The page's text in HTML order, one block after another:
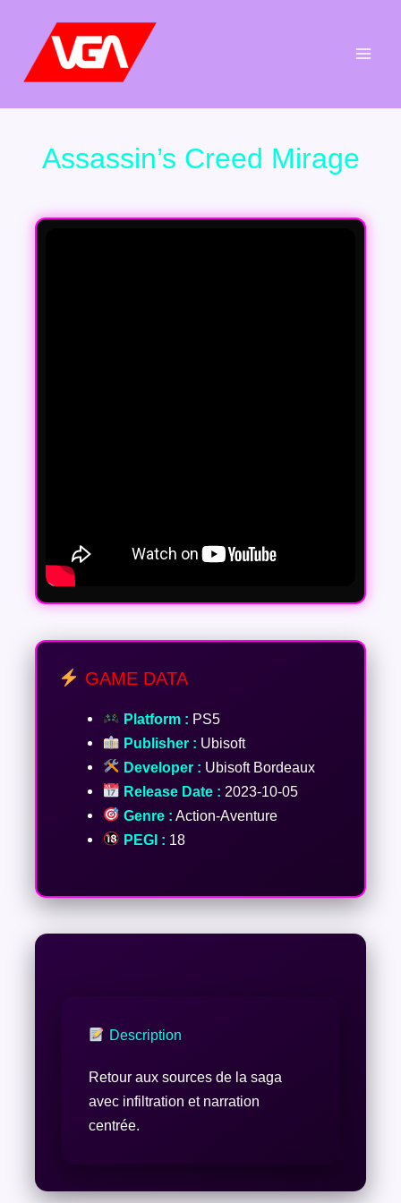
contenu
Assassin’s Creed Mirage
GAME DATA
Platform : PS5
Publisher : Ubisoft
Developer : Ubisoft Bordeaux
Release Date : 2023-10-05
Genre : Action-Aventure
PEGI : 18
Description
Retour aux sources de la saga
avec infiltration et narration
centrée.